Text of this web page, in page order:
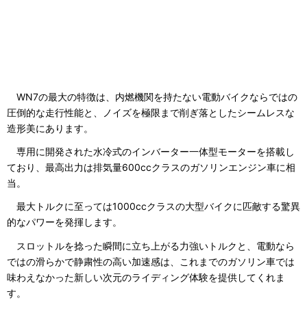
WN7の最大の特徴は、内燃機関を持たない電動バイクならではの
圧倒的な走行性能と、ノイズを極限まで削ぎ落としたシームレスな
造形美にあります。
専用に開発された水冷式のインバーター一体型モーターを搭載し
ており、最高出力は排気量600ccクラスのガソリンエンジン車に相
当。
最大トルクに至っては1000ccクラスの大型バイクに匹敵する驚異
的なパワーを発揮します。
スロットルを捻った瞬間に立ち上がる力強いトルクと、電動なら
ではの滑らかで静粛性の高い加速感は、これまでのガソリン車では
味わえなかった新しい次元のライディング体験を提供してくれま
す。